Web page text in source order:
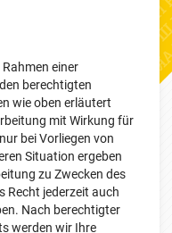
einer
berechtigten
wie oben erläutert
mit Wirkung für
bei Vorliegen von
Situation ergeben
zu Zwecken des
Recht jederzeit auch
Nach berechtigter
werden wir Ihre